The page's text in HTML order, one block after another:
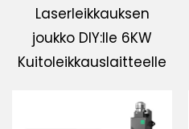
Laserleikkauksen
joukko DIY:lle 6KW
Kuitoleikkauslaitteelle